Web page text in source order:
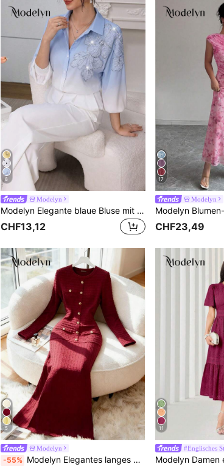
8
Modelyn
Modelyn Elegante blaue Bluse mit Blumen-Perlenbesatz und Dropped-Shoulder-Ärmeln für Damen
CHF13,12
17
Modelyn
CHF23,49
5
Modelyn
-55% Modelyn Elegantes langes burgunderrotes Kleid mit ovalem Kragen für Frauen, Winter
11
#Englisches